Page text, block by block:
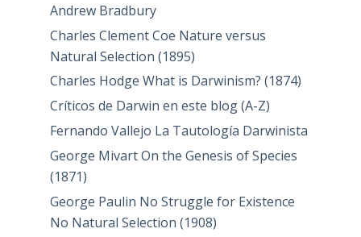
Andrew Bradbury
Charles Clement Coe Nature versus
Natural Selection (1895)
Charles Hodge What is Darwinism? (1874)
Críticos de Darwin en este blog (A-Z)
Fernando Vallejo La Tautología Darwinista
George Mivart On the Genesis of Species
(1871)
George Paulin No Struggle for Existence
No Natural Selection (1908)